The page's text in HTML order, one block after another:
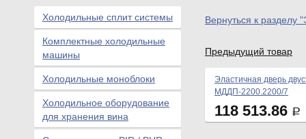
Вернуться к разделу
Предыдущий товар
Эластичная дверь
МДДП-2200.2200/7
118 513.86 Р
Холодильные сплит системы
Комплектные холодильные
машины
Холодильные моноблоки
Холодильное оборудование
для хранения вина